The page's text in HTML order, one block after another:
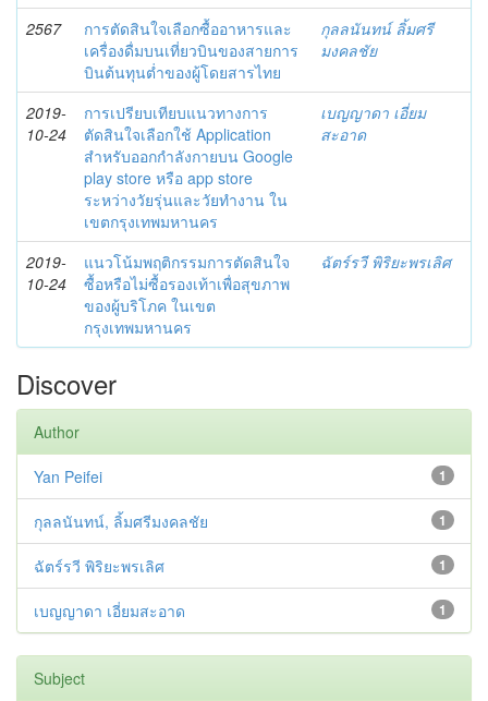
2567
การตัดสินใจเลือกซื้ออาหารและ
เครื่องดื่มบนเที่ยวบินของสายการ
บินต้นทุนต่ำของผู้โดยสารไทย
กุลลนันทน์ ลิ้มศรี
มงคลชัย
2019-
10-24
การเปรียบเทียบแนวทางการ
ตัดสินใจเลือกใช้ Application
สำหรับออกกำลังกายบน Google
play store หรือ app store
ระหว่างวัยรุ่นและวัยทำงาน ใน
เขตกรุงเทพมหานคร
เบญญาดา เอี่ยม
สะอาด
2019-
10-24
แนวโน้มพฤติกรรมการตัดสินใจ
ซื้อหรือไม่ซื้อรองเท้าเพื่อสุขภาพ
ของผู้บริโภค ในเขต
กรุงเทพมหานคร
ฉัตร์รวี พิริยะพรเลิศ
Discover
Author
1
Yan Peifei
1
กุลลนันทน์, ลิ้มศรีมงคลชัย
1
ฉัตร์รวี พิริยะพรเลิศ
1
เบญญาดา เอี่ยมสะอาด
Subject